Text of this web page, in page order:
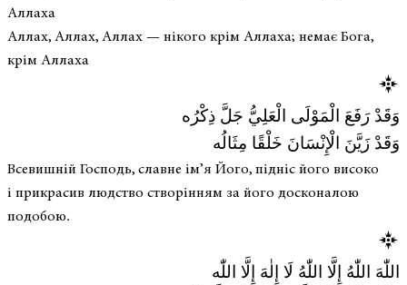
Аллаха
Аллах, Аллах, Аллах — нікого крім Аллаха; немає Бога,
крім Аллаха
وَقَدْ رَفَعَ الْمَوْلَى الْعَلِيُّ جَلَّ ذِكْرُه
وَقَدْ زَيَّنَ الْإِنْسَانَ خَلْقًا مِثَالُه
Всевишній Господь, славне ім’я Його, підніс його високо
і прикрасив людство створінням за його досконалою
подобою.
اللّٰهَ اللّٰهُ إِلَّا اللّٰهُ لَا إِلٰهَ إِلَّا اللّٰه